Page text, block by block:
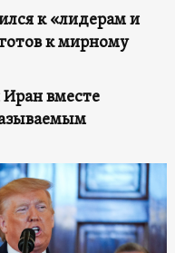
к «лидерам и
к мирному
вместе